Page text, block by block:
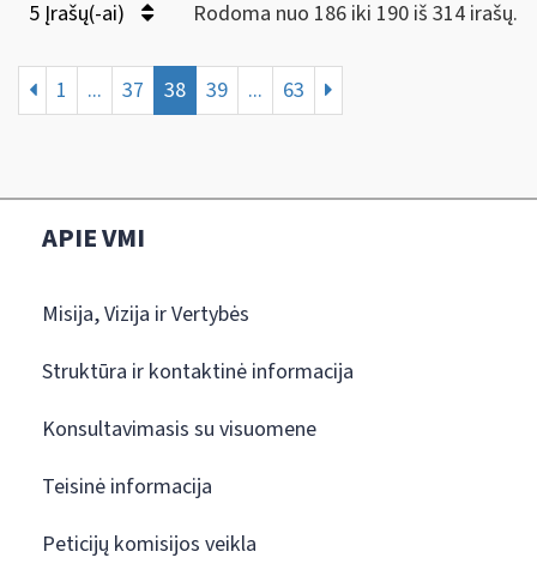
5 Įrašų(-ai) Rodoma nuo 186 iki 190 iš 314 irašų.
1 ... 37 38 39 ... 63
APIE VMI
Misija, Vizija ir Vertybės
Struktūra ir kontaktinė informacija
Konsultavimasis su visuomene
Teisinė informacija
Peticijų komisijos veikla